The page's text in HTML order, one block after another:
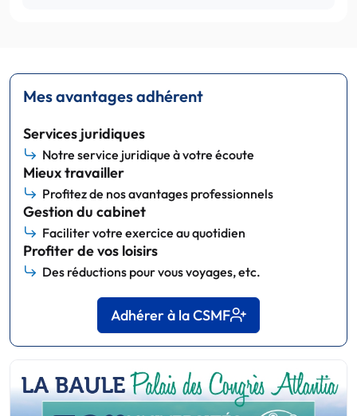
Mes avantages adhérent
Services juridiques
Notre service juridique à votre écoute
Mieux travailler
Profitez de nos avantages professionnels
Gestion du cabinet
Faciliter votre exercice au quotidien
Profiter de vos loisirs
Des réductions pour vous voyages, etc.
Adhérer à la CSMF